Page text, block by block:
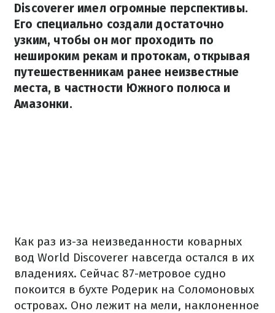
Discoverer имел огромные перспективы.
Его специально создали достаточно
узким, чтобы он мог проходить по
нешироким рекам и протокам, открывая
путешественникам ранее неизвестные
места, в частности Южного полюса и
Амазонки.
Как раз из-за неизведанности коварных
вод World Discoverer навсегда остался в их
владениях. Сейчас 87-метровое судно
покоится в бухте Родерик на Соломоновых
островах. Оно лежит на мели, наклоненное